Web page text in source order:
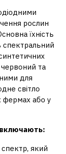
рослин
їхність
та
для
світло
фермах або у
включають:
який